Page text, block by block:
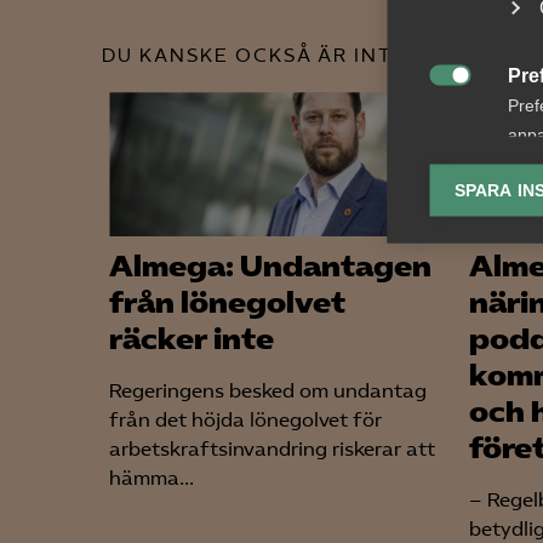


visa
SPARA
DU KANSKE OCKSÅ ÄR INTRESSERAD AV
Almega: Undantagen
från lönegolvet
räcker inte
Regeringens besked om undantag
från det höjda lönegolvet för
arbetskraftsinvandring riskerar att
hämma...
och
–